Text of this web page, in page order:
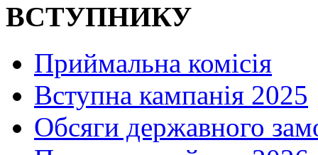
ВСТУПНИКУ
Приймальна комісія
Вступна кампанія 2025
Обсяги державного